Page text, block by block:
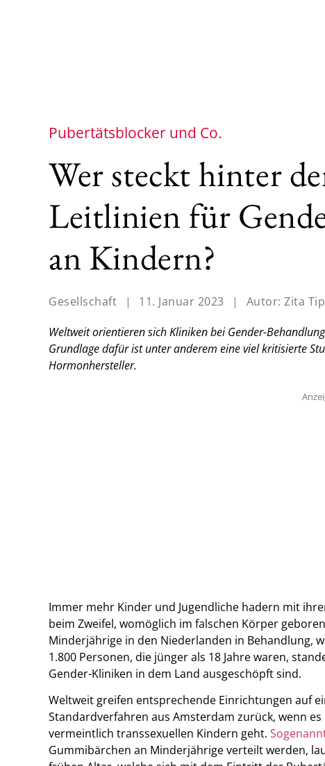
Pubertätsblocker und Co.
Wer steckt hinter
Leitlinien für
an Kindern?
Gesellschaft | 11. Januar 2023 | Autor: Zita
Weltweit orientieren sich Kliniken bei Gender-
Grundlage dafür ist unter anderem eine viel kritisierte
Hormonhersteller.
Immer mehr Kinder und Jugendliche hadern mit
beim Zweifel, womöglich im falschen Körper
Minderjährige in den Niederlanden in Behandlung,
1.800 Personen, die jünger als 18 Jahre waren,
Gender-Kliniken in dem Land ausgeschöpft sind.
Weltweit greifen entsprechende Einrichtungen auf
Standardverfahren aus Amsterdam zurück, wenn
vermeintlich transsexuellen Kindern geht.
Gummibärchen an Minderjährige verteilt werden,